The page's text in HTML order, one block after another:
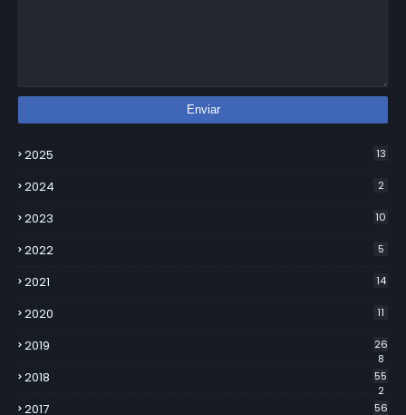
2025 13
2024 2
2023 10
2022 5
2021 14
2020 11
2019
26
8
2018
55
2
2017 56